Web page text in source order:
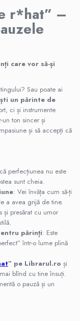
r*hat” –
care vor să-și
Sau poate ai
un părinte de
ci și instrumente
un ton sincer și
și să accepți că
perfecțiunea nu este
sunt cheia.
: Vei învăța cum să-ți
a avea grijă de tine.
și presărat cu umor
părinți: Este
într-o lume plină
” pe Librarul.ro și
blînd cu tine însuți.
o pauză și un